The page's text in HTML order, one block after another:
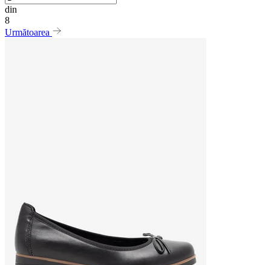
din
8
Următoarea